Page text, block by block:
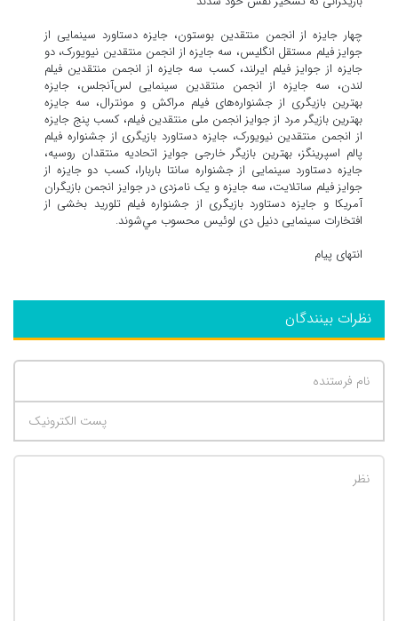
چهار جایزه از انجمن منتقدین بوستون، جایزه دستاورد سینمایی از
جوایز فیلم مستقل انگلیس، سه جایزه از انجمن منتقدین نیویورک، دو
جایزه از جوایز فیلم ایرلند، کسب سه جایزه از انجمن منتقدین فیلم
لندن، سه جایزه از انجمن منتقدین سینمایی لس‌آنجلس، جایزه
بهترین بازیگری از جشنواره‌های فیلم مراکش و مونترال، سه جایزه
بهترین بازیگر مرد از جوایز انجمن ملی منتقدین فیلم، کسب پنج جایزه
از انجمن منتقدین نیویورک، جایزه دستاورد بازیگری از جشنواره فیلم
پالم اسپرینگز، بهترین بازیگر خارجی جوایز اتحادیه منتقدان روسیه،
جایزه دستاورد سینمایی از جشنواره سانتا باربارا، کسب دو جایزه از
جوایز فیلم ساتلایت، سه جایزه و یک نامزدی در جوایز انجمن بازیگران
آمریکا و جایزه دستاورد بازیگری از جشنواره فیلم تلورید بخشی از
افتخارات سینمایی دنیل دی لوئیس محسوب مي‌شوند.
انتهای پیام
نظرات بینندگان